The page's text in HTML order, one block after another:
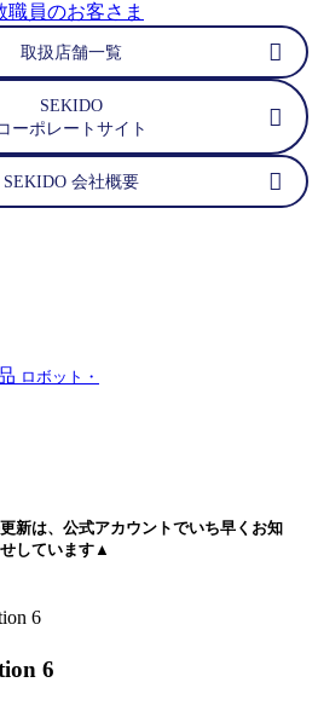
職員のお客さま
取扱店舗一覧
SEKIDO
ーポレートサイト
SEKIDO 会社概要
ロボット・
新は、公式アカウントでいち早くお知
しています▲
6
6